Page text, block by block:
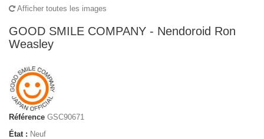
Afficher toutes les images
GOOD SMILE COMPANY - Nendoroid Ron
Weasley
Référence GSC90671
État : Neuf